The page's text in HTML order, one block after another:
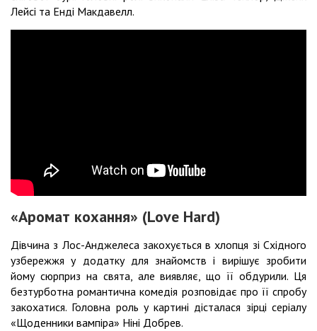
Лейсі та Енді Макдавелл.
«Аромат кохання» (Love Hard)
Дівчина з Лос-Анджелеса закохується в хлопця зі Східного
узбережжя у додатку для знайомств і вирішує зробити
йому сюрприз на свята, але виявляє, що її обдурили. Ця
безтурботна романтична комедія розповідає про її спробу
закохатися. Головна роль у картині дісталася зірці серіалу
«Щоденники вампіра» Ніні Добрев.